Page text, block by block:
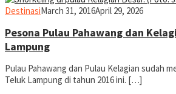
Destinasiyopiefranz
March 31, 2016April 29, 2026
Pesona Pulau Pahawang dan
Lampung
Pulau Pahawang dan Pulau Kelagian sudah
Teluk Lampung di tahun 2016 ini. […]